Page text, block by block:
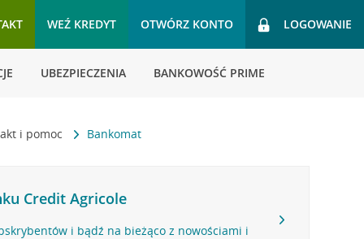
WEŹ KREDYT OTWÓRZ KONTO LOGOWANIE
UBEZPIECZENIA BANKOWOŚĆ PRIME
i pomoc Bankomat
Credit Agricole
i bądź na bieżąco z nowościami i